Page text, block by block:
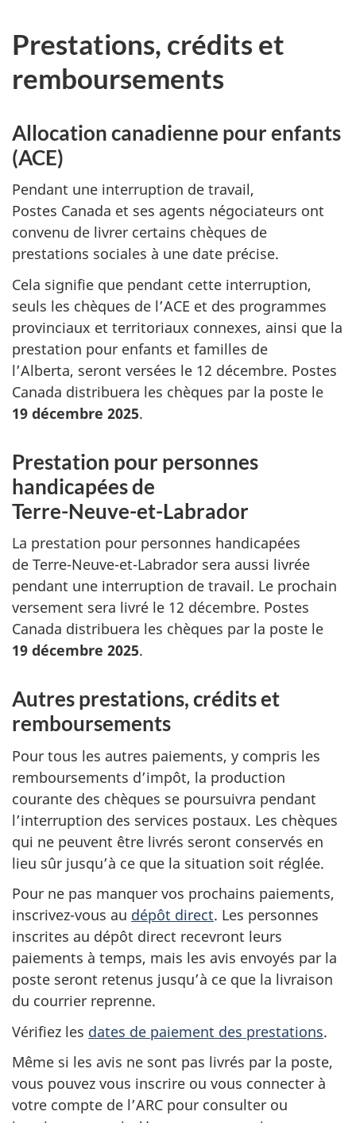
Prestations, crédits et
remboursements
Allocation canadienne pour enfants
(ACE)
Pendant une interruption de travail,
Postes Canada et ses agents négociateurs ont
convenu de livrer certains chèques de
prestations sociales à une date précise.
Cela signifie que pendant cette interruption,
seuls les chèques de l’ACE et des programmes
provinciaux et territoriaux connexes, ainsi que la
prestation pour enfants et familles de
l’Alberta, seront versées le 12 décembre. Postes
Canada distribuera les chèques par la poste le
19 décembre 2025.
Prestation pour personnes
handicapées de
Terre-Neuve-et-Labrador
La prestation pour personnes handicapées
de Terre-Neuve-et-Labrador sera aussi livrée
pendant une interruption de travail. Le prochain
versement sera livré le 12 décembre. Postes
Canada distribuera les chèques par la poste le
19 décembre 2025.
Autres prestations, crédits et
remboursements
Pour tous les autres paiements, y compris les
remboursements d’impôt, la production
courante des chèques se poursuivra pendant
l’interruption des services postaux. Les chèques
qui ne peuvent être livrés seront conservés en
lieu sûr jusqu’à ce que la situation soit réglée.
Pour ne pas manquer vos prochains paiements,
inscrivez-vous au dépôt direct. Les personnes
inscrites au dépôt direct recevront leurs
paiements à temps, mais les avis envoyés par la
poste seront retenus jusqu’à ce que la livraison
du courrier reprenne.
Vérifiez les dates de paiement des prestations.
Même si les avis ne sont pas livrés par la poste,
vous pouvez vous inscrire ou vous connecter à
votre compte de l’ARC pour consulter ou